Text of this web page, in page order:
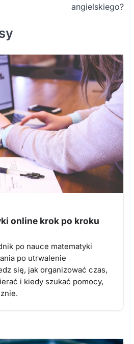
angielskiego?
online krok po kroku
po nauce matematyki
po utrwalenie
się, jak organizować czas,
i kiedy szukać pomocy,